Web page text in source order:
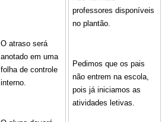
O atraso será
anotado em uma
folha de controle
interno.
professores disponíveis
no plantão.
Pedimos que os pais
não entrem na escola,
pois já iniciamos as
atividades letivas.